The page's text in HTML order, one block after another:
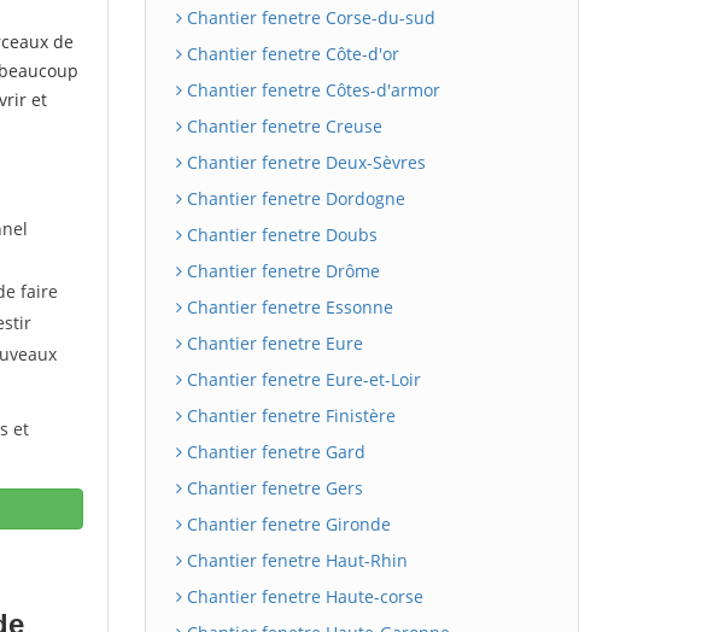
de
et
faire
et
Chantier fenetre Corse-du-sud
Chantier fenetre Côte-d'or
Chantier fenetre Côtes-d'armor
Chantier fenetre Creuse
Chantier fenetre Deux-Sèvres
Chantier fenetre Dordogne
Chantier fenetre Doubs
Chantier fenetre Drôme
Chantier fenetre Essonne
Chantier fenetre Eure
Chantier fenetre Eure-et-Loir
Chantier fenetre Finistère
Chantier fenetre Gard
Chantier fenetre Gers
Chantier fenetre Gironde
Chantier fenetre Haut-Rhin
Chantier fenetre Haute-corse